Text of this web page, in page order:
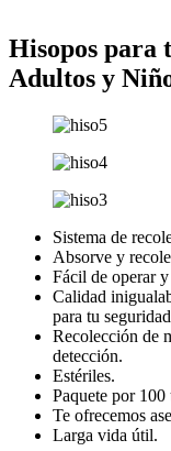
Hisopos para
Adultos y
Sistema de
Absorve y
Fácil de operar
Calidad
para tu
Recolección de
detección.
Estériles.
Paquete por 100
Te ofrecemos
Larga vida útil.